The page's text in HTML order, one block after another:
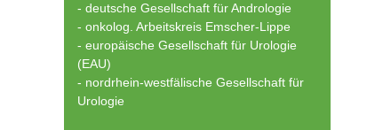
- deutsche Gesellschaft für Andrologie
- onkolog. Arbeitskreis Emscher-Lippe
- europäische Gesellschaft für Urologie
(EAU)
- nordrhein-westfälische Gesellschaft für
Urologie